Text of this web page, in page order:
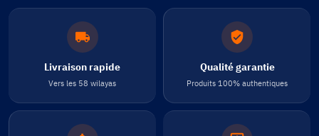
Livraison rapide
Vers les 58 wilayas
Qualité garantie
Produits 100% authentiques